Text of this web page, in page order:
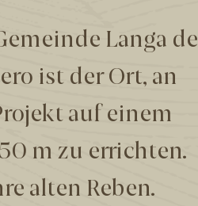
Langa de
ist der Ort, an
auf einem
m zu errichten.
alten Reben.